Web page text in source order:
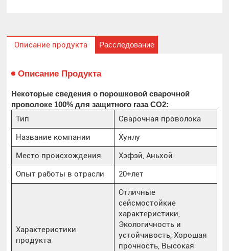
Описание продукта Расследование
Описание Продукта
Некоторые сведения о порошковой сварочной
проволоке 100% для защитного газа CO2:
Тип
Сварочная проволока
Название компании
Хунлу
Место происхождения
Хэфэй, Аньхой
Опыт работы в отрасли
20+лет
Характеристики
продукта
Отличные
сейсмостойкие
характеристики,
Экологичность и
устойчивость, Хорошая
прочность, Высокая